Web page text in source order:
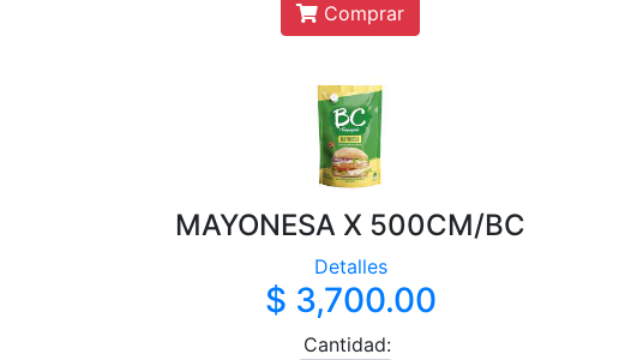
Comprar
MAYONESA X 500CM/BC
Detalles
$ 3,700.00
Cantidad: